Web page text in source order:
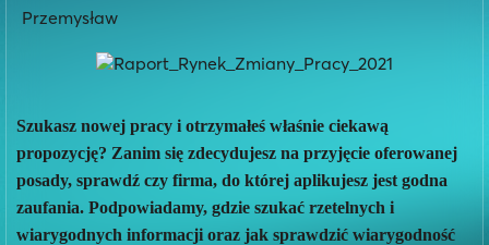
Baza wiedzy
O nas
Przemysław
Szukasz nowej pracy i otrzymałeś właśnie ciekawą
propozycję? Zanim się zdecydujesz na przyjęcie oferowanej
posady, sprawdź czy firma, do której aplikujesz jest godna
zaufania. Podpowiadamy, gdzie szukać rzetelnych i
wiarygodnych informacji oraz jak sprawdzić wiarygodność